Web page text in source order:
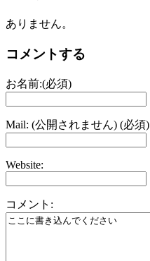
ありません。
コメントする
お名前:(必須)
Mail: (公開されません) (必須)
Website:
コメント: